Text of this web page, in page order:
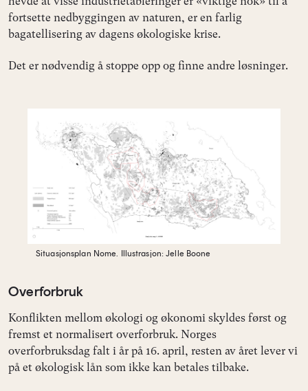
fortsette nedbyggingen av naturen, er en farlig
bagatellisering av dagens økologiske krise.
Det er nødvendig å stoppe opp og finne andre løsninger.
Situasjonsplan Nome. Illustrasjon: Jelle Boone
Overforbruk
Konflikten mellom økologi og økonomi skyldes først og
fremst et normalisert overforbruk. Norges
overforbruksdag falt i år på 16. april, resten av året lever vi
på et økologisk lån som ikke kan betales tilbake.